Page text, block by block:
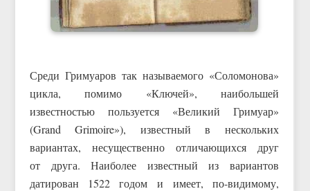
Среди Гримуаров так называемого «Соломонова»
цикла, помимо «Ключей», наибольшей
известностью пользуется «Великий Гримуар»
(Grand Grimoire»), известный в нескольких
вариантах, несущественно отличающихся друг
от друга. Наиболее известный из вариантов
датирован 1522 годом и имеет, по-видимому,